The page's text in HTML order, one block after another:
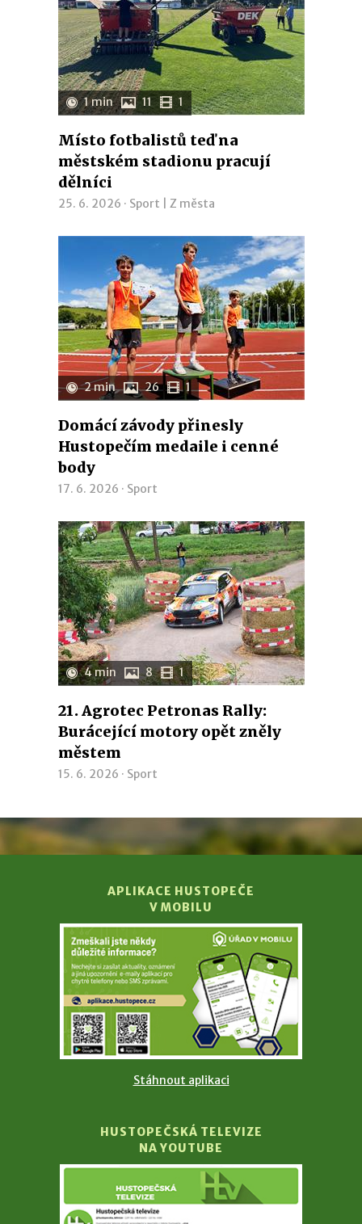
1 min 11 1
Místo fotbalistů teď na
městském stadionu pracují
dělníci
25. 6. 2026 · Sport Z města
2 min 26 1
Domácí závody přinesly
Hustopečím medaile i cenné
body
17. 6. 2026 · Sport
4 min 8 1
21. Agrotec Petronas Rally:
Burácející motory opět zněly
městem
15. 6. 2026 · Sport
APLIKACE HUSTOPEČE
V MOBILU
Stáhnout aplikaci
HUSTOPEČSKÁ TELEVIZE
NA YOUTUBE